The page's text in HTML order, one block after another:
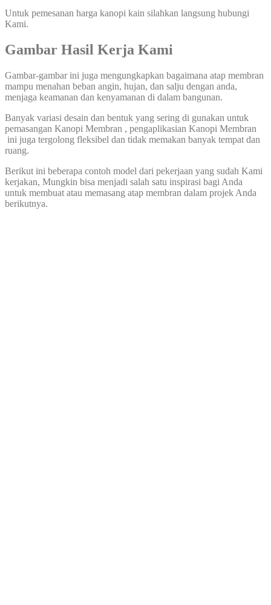
Untuk pemesanan harga kanopi kain silahkan langsung hubungi
Kami.
Gambar Hasil Kerja Kami
Gambar-gambar ini juga mengungkapkan bagaimana atap membran
mampu menahan beban angin, hujan, dan salju dengan anda,
menjaga keamanan dan kenyamanan di dalam bangunan.
Banyak variasi desain dan bentuk yang sering di gunakan untuk
pemasangan Kanopi Membran , pengaplikasian Kanopi Membran
ini juga tergolong fleksibel dan tidak memakan banyak tempat dan
ruang.
Berikut ini beberapa contoh model dari pekerjaan yang sudah Kami
kerjakan, Mungkin bisa menjadi salah satu inspirasi bagi Anda
untuk membuat atau memasang atap membran dalam projek Anda
berikutnya.